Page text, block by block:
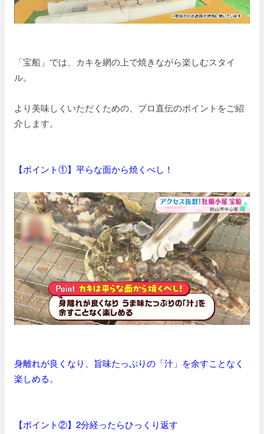
「宝船」では、カキを網の上で焼きながら楽しむスタイ
ル。
より美味しくいただくための、プロ直伝のポイントをご紹
介します。
【ポイント①】平らな面から焼くべし！
身離れが良くなり、旨味たっぷりの「汁」を余すことなく
楽しめる。
【ポイント②】2分経ったらひっくり返す